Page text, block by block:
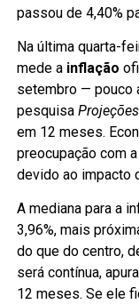
passou de 4,40%
Na última quarta-
mede a inflação
setembro — pouco
pesquisa
em 12 meses.
preocupação com
devido ao impacto
A mediana para a
3,96%, mais
do que do centro,
será contínua,
12 meses. Se ele